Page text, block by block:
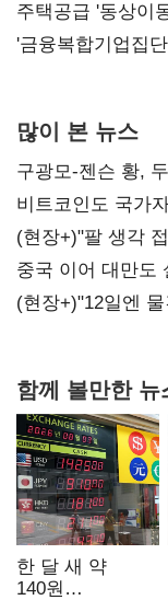
진실 밝혀야"
주택공급 '동상이
'금융복합기업집
많이 본 뉴스
구광모-젠슨 황,
비트코인도 국가
숙제
(현장+)"팔 생각
20억 키맞추기
중국 이어 대만도
(현장+)"12일엔
함께 볼만한 뉴
한 달 새 약
140원